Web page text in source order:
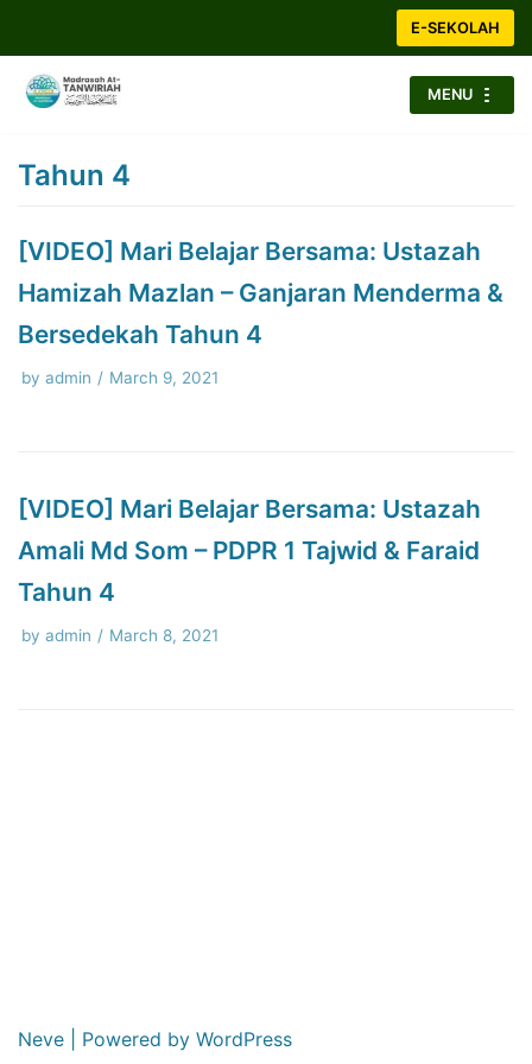
to
content
E-SEKOLAH
MENU
Tahun 4
[VIDEO] Mari Belajar Bersama: Ustazah
Hamizah Mazlan – Ganjaran Menderma &
Bersedekah Tahun 4
by admin March 9, 2021
[VIDEO] Mari Belajar Bersama: Ustazah
Amali Md Som – PDPR 1 Tajwid & Faraid
Tahun 4
by admin March 8, 2021
Neve | Powered by WordPress